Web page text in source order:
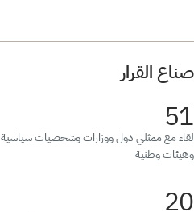
صناع القرار
51
لقاء مع ممثلي دول ووزارات وشخصيات سياسية
وهيئات وطنية
20